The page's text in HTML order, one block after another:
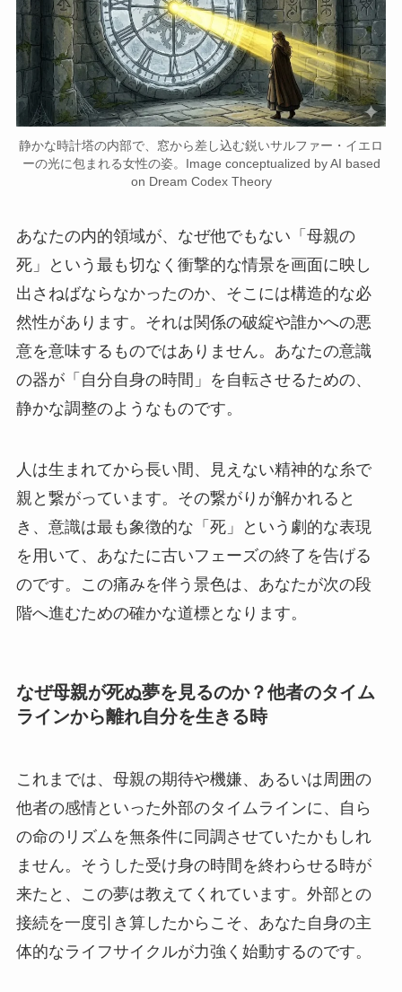
静かな時計塔の内部で、窓から差し込む鋭いサルファー・イエロ
ーの光に包まれる女性の姿。Image conceptualized by AI based
on Dream Codex Theory
あなたの内的領域が、なぜ他でもない「母親の
死」という最も切なく衝撃的な情景を画面に映し
出さねばならなかったのか、そこには構造的な必
然性があります。それは関係の破綻や誰かへの悪
意を意味するものではありません。あなたの意識
の器が「自分自身の時間」を自転させるための、
静かな調整のようなものです。
人は生まれてから長い間、見えない精神的な糸で
親と繋がっています。その繋がりが解かれると
き、意識は最も象徴的な「死」という劇的な表現
を用いて、あなたに古いフェーズの終了を告げる
のです。この痛みを伴う景色は、あなたが次の段
階へ進むための確かな道標となります。
なぜ母親が死ぬ夢を見るのか？他者のタイム
ラインから離れ自分を生きる時
これまでは、母親の期待や機嫌、あるいは周囲の
他者の感情といった外部のタイムラインに、自ら
の命のリズムを無条件に同調させていたかもしれ
ません。そうした受け身の時間を終わらせる時が
来たと、この夢は教えてくれています。外部との
接続を一度引き算したからこそ、あなた自身の主
体的なライフサイクルが力強く始動するのです。